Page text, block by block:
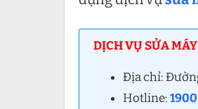
DỊCH VỤ SỬA
Địa chỉ:
Hotline: